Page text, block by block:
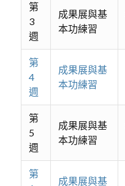
第
3
週
成果展與基
本功練習
第
4
週
成果展與基
本功練習
第
5
週
成果展與基
本功練習
第
成果展與基